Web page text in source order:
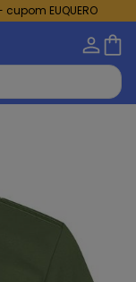
EUQUERO